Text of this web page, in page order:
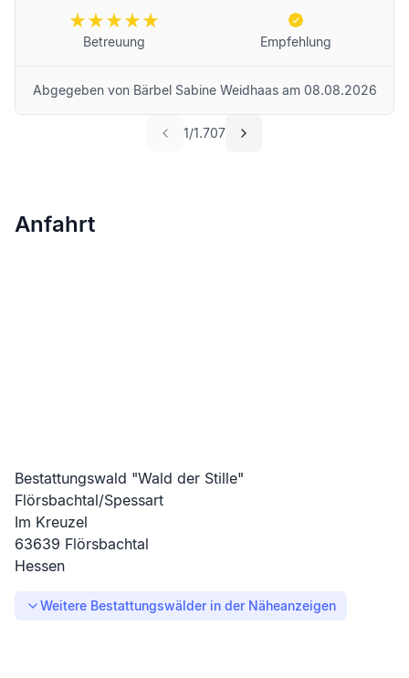
1/1.707
Betreuung Empfehlung
Abgegeben von Bärbel Sabine Weidhaasam 08.08.2026
Anfahrt
Bestattungswald "Wald der Stille"
Flörsbachtal/Spessart
Im Kreuzel
63639 Flörsbachtal
Hessen
Weitere Bestattungswälder in der Näheanzeigen